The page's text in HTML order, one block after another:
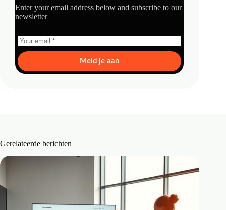
Enter your email address below and subscribe to our
newsletter
Meld je aan
Gerelateerde berichten